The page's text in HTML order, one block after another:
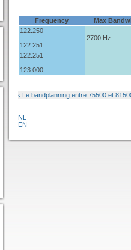
Frequency
Max
122.250
122.251
2700 Hz
122.251
123.000
‹ Le bandplanning entre 75500 et
NL
EN